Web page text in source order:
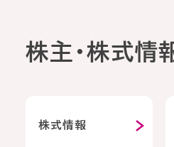
株主・株式情
株式情報